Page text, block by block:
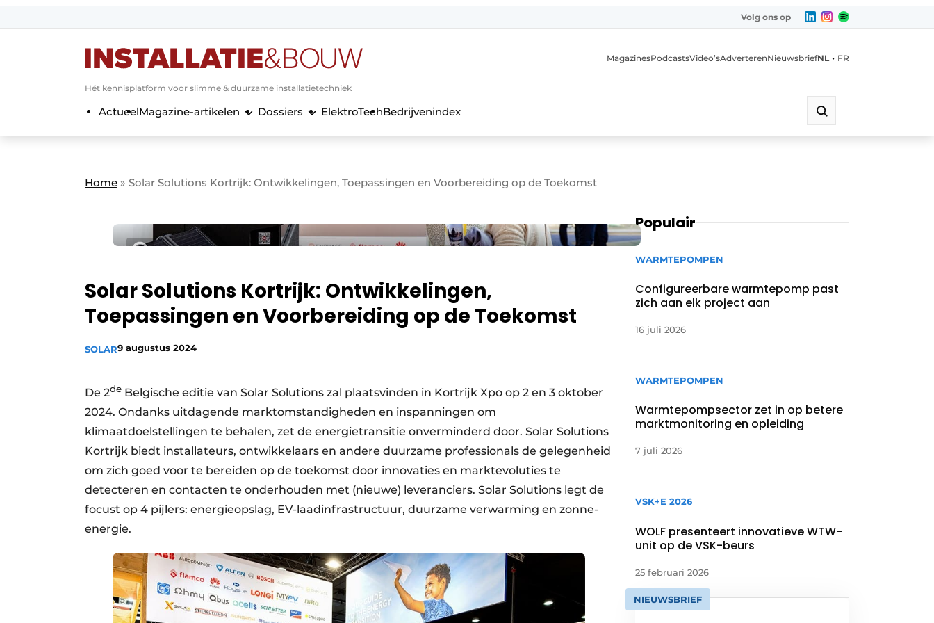
Algemene voorwaarden
Banner overzicht
BedrijvenAanmeldenBedankt voor de aanmelding
Bedrijven
Evenement aanmelden
Meest gelezen
Vacature aanmelden
Vacatures
Volg ons op
Hét kennisplatform voor slimme & duurzame installatietechniek
MagazinesPodcastsVideo’sAdverterenNieuwsbriefNL • FR
ActueelMagazine-artikelen Dossiers ElektroTechBedrijvenindex
Home » Solar Solutions Kortrijk: Ontwikkelingen, Toepassingen en Voorbereiding op de Toekomst
Solar Solutions Kortrijk: Ontwikkelingen,
Toepassingen en Voorbereiding op de Toekomst
SOLAR9 augustus 2024
De 2de Belgische editie van Solar Solutions zal plaatsvinden in Kortrijk Xpo op 2 en 3 oktober
2024. Ondanks uitdagende marktomstandigheden en inspanningen om
klimaatdoelstellingen te behalen, zet de energietransitie onverminderd door. Solar Solutions
Kortrijk biedt installateurs, ontwikkelaars en andere duurzame professionals de gelegenheid
om zich goed voor te bereiden op de toekomst door innovaties en marktevoluties te
detecteren en contacten te onderhouden met (nieuwe) leveranciers. Solar Solutions legt de
focust op 4 pijlers: energieopslag, EV-laadinfrastructuur, duurzame verwarming en zonne-
energie.
Populair
WARMTEPOMPEN
Configureerbare warmtepomp past
zich aan elk project aan
16 juli 2026
WARMTEPOMPEN
Warmtepompsector zet in op betere
marktmonitoring en opleiding
7 juli 2026
VSK+E 2026
WOLF presenteert innovatieve WTW-
unit op de VSK-beurs
25 februari 2026
NIEUWSBRIEF